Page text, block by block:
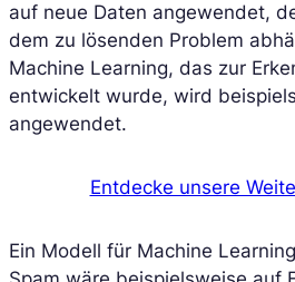
auf neue Daten angewendet,
dem zu lösenden Problem
Machine Learning, das zur
entwickelt wurde, wird
angewendet.
Entdecke unsere
Ein Modell für Machine